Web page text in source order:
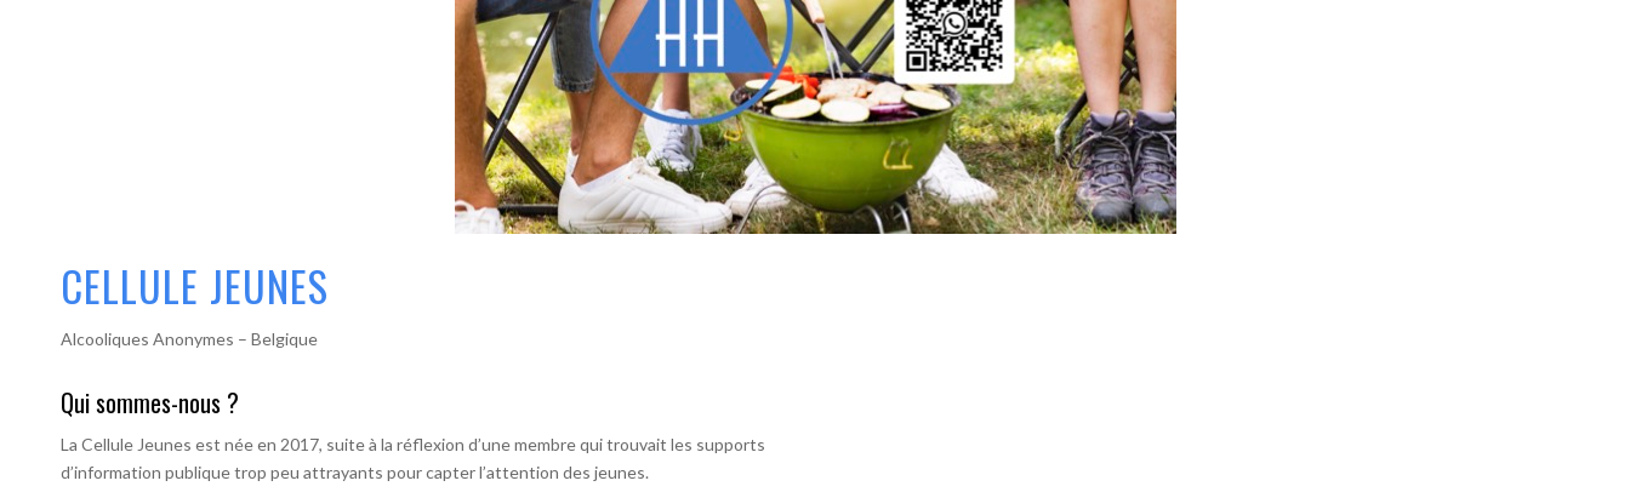
CELLULE JEUNES
Alcooliques Anonymes – Belgique
Qui sommes-nous ?
La Cellule Jeunes est née en 2017, suite à la réflexion d’une membre qui trouvait les supports
d’information publique trop peu attrayants pour capter l’attention des jeunes.